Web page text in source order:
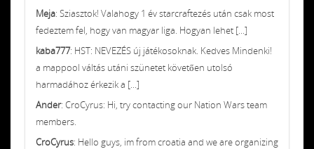
Meja: Sziasztok! Valahogy 1 év starcraftezés után csak most
fedeztem fel, hogy van magyar liga. Hogyan lehet [...]
kaba777: HST: NEVEZÉS új játékosoknak. Kedves Mindenki!
a mappool váltás utáni szünetet követően utolsó
harmadához érkezik a [...]
Ander: CroCyrus: Hi, try contacting our Nation Wars team
members.
CroCyrus: Hello guys, im from croatia and we are organizing